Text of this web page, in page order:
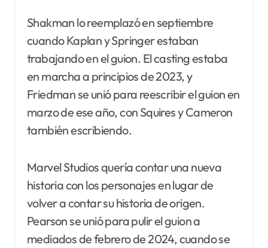
Shakman lo reemplazó en septiembre
cuando Kaplan y Springer estaban
trabajando en el guion. El casting estaba
en marcha a principios de 2023, y
Friedman se unió para reescribir el guion en
marzo de ese año, con Squires y Cameron
también escribiendo.
Marvel Studios quería contar una nueva
historia con los personajes en lugar de
volver a contar su historia de origen.
Pearson se unió para pulir el guion a
mediados de febrero de 2024, cuando se